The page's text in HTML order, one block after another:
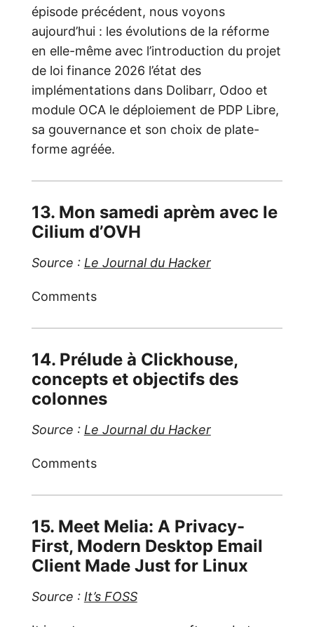
épisode précédent, nous voyons
aujourd’hui : les évolutions de la réforme
en elle-même avec l’introduction du projet
de loi finance 2026 l’état des
implémentations dans Dolibarr, Odoo et
module OCA le déploiement de PDP Libre,
sa gouvernance et son choix de plate-
forme agréée.
13. Mon samedi aprèm avec le
Cilium d’OVH
Source : Le Journal du Hacker
Comments
14. Prélude à Clickhouse,
concepts et objectifs des
colonnes
Source : Le Journal du Hacker
Comments
15. Meet Melia: A Privacy-
First, Modern Desktop Email
Client Made Just for Linux
Source : It’s FOSS